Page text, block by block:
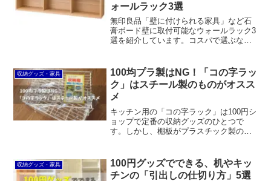
ォールラック3選
無印良品「壁に付けられる家具」など石
膏ボード壁に取付可能なウォールラック3
選を紹介しています。コスパで選ぶなら
ウォールポケット」も良いですね。
収納グッズ・家具
100均プラ製はNG！「コの字ラッ
ク」はスチール製のものがオスス
メ
キッチン用の「コの字ラック」は100円シ
ョップで定番の収納グッズのひとつで
す。しかし、棚板がプラスチック製のも
また、ルミナスラックや山崎実業のもの
などを選ぶのも良いでしょう。
収納グッズ・家具
100円グッズでできる、机やキッ
チンの「引出しの仕切り方」5選